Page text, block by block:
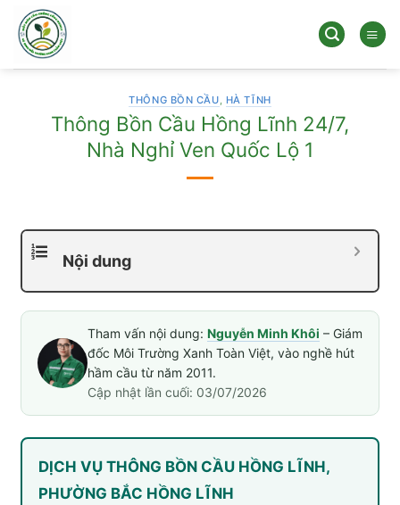
qua
dung
THÔNG BỒN CẦU, HÀ TĨNH
Thông Bồn Cầu Hồng Lĩnh 24/7,
Nhà Nghỉ Ven Quốc Lộ 1
Nội dung
Tham vấn nội dung: Nguyễn Minh Khôi – Giám
đốc Môi Trường Xanh Toàn Việt, vào nghề hút
hầm cầu từ năm 2011.
Cập nhật lần cuối: 03/07/2026
DỊCH VỤ THÔNG BỒN CẦU HỒNG LĨNH,
PHƯỜNG BẮC HỒNG LĨNH